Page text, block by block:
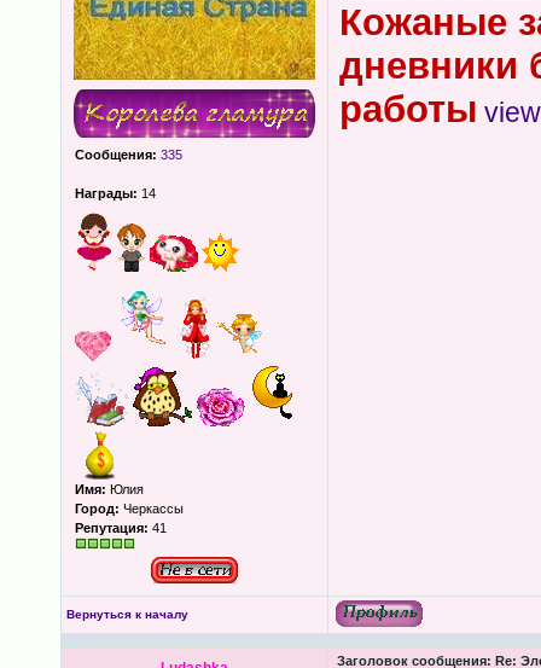
Сообщения: 335
Награды: 14
Имя: Юлия
Город: Черкассы
Репутация: 41
Кожаные
дневники
работы
Вернуться к началу
Заголовок сообщения: Re: